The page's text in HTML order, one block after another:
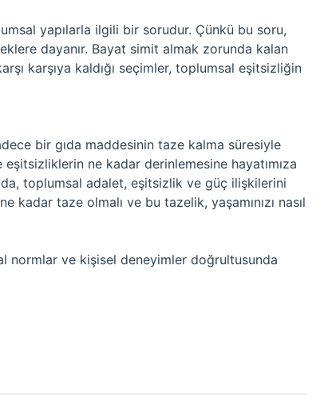
yapılarla ilgili bir sorudur. Çünkü bu soru,
dayanır. Bayat simit almak zorunda kalan
karşıya kaldığı seçimler, toplumsal eşitsizliğin
bir gıda maddesinin taze kalma süresiyle
ne kadar derinlemesine hayatımıza
toplumsal adalet, eşitsizlik ve güç ilişkilerini
taze olmalı ve bu tazelik, yaşamınızı nasıl
normlar ve kişisel deneyimler doğrultusunda